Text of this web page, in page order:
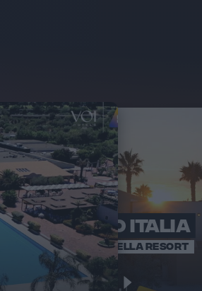
RADIO ITALIA
VOI ARENELLA RESORT